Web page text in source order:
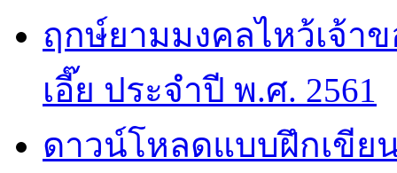
ฤกษ์ยามมงคลไหว้เจ้า
เอี๊ย ประจำปี พ.ศ. 2561
ดาวน์โหลดแบบฝึกเขีย